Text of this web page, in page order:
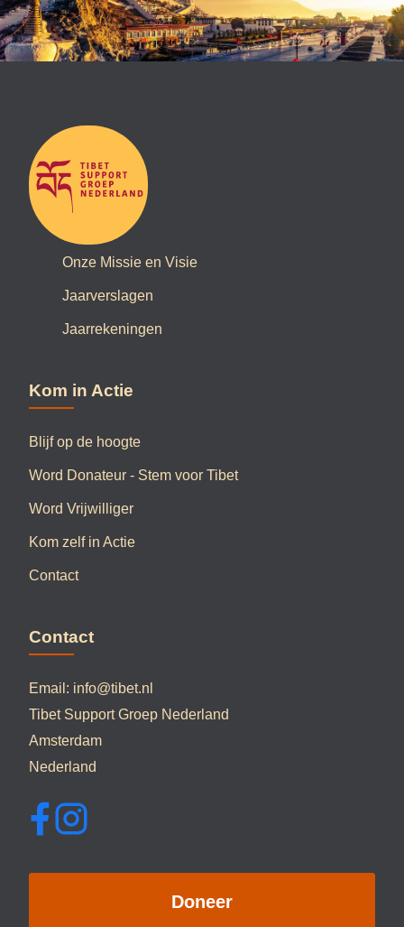
Onze Missie en Visie
Jaarverslagen
Jaarrekeningen
Kom in Actie
Blijf op de hoogte
Word Donateur - Stem voor Tibet
Word Vrijwilliger
Kom zelf in Actie
Contact
Contact
Email: info@tibet.nl
Tibet Support Groep Nederland
Amsterdam
Nederland
Doneer